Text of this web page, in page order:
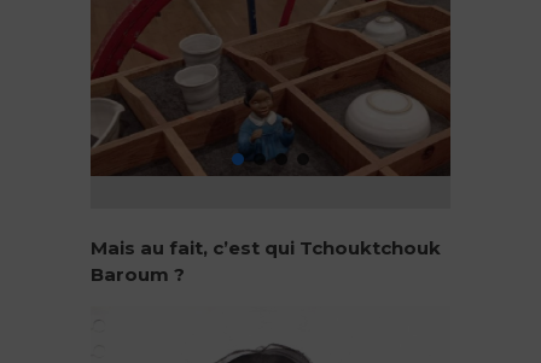
Mais au fait, c’est qui Tchouktchouk
Baroum ?